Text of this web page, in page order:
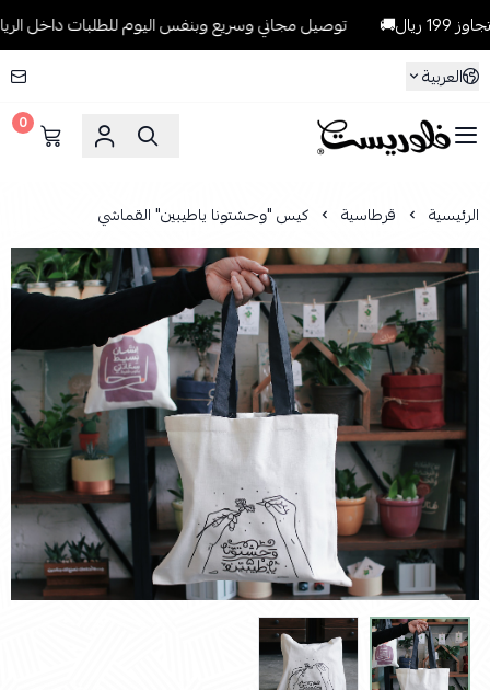
توصيل مجاني وسريع وبنفس اليوم للطلبات داخل الرياض
العربية
فلوريست Florist
0
الرئيسية قرطاسية كيس "وحشتونا ياطيبين" القماشي